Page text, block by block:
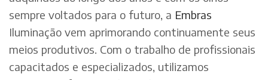
sempre voltados para o futuro, a Embras
Iluminação vem aprimorando continuamente seus
meios produtivos. Com o trabalho de profissionais
capacitados e especializados, utilizamos